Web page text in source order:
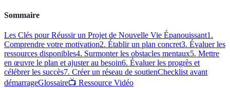
Sommaire
Les Clés pour Réussir un Projet de Nouvelle Vie Épanouissant1.
Comprendre votre motivation2. Établir un plan concret3. Évaluer les
ressources disponibles4. Surmonter les obstacles mentaux5. Mettre
en œuvre le plan et ajuster au besoin6. Évaluer les progrès et
célébrer les succès7. Créer un réseau de soutienChecklist avant
démarrageGlossaire📺 Ressource Vidéo